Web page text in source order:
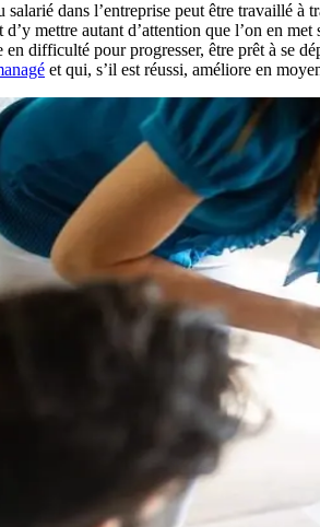
salarié dans l’entreprise peut être travaillé
d’y mettre autant d’attention que l’on en
en difficulté pour progresser, être prêt à se
et qui, s’il est réussi, améliore en